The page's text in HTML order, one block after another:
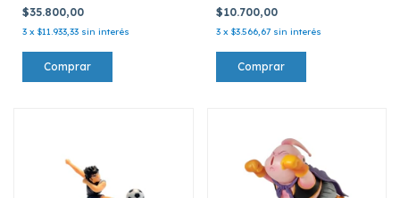
$35.800,00
3 x $11.933,33 sin interés
(SEDINHO)
$10.700,00
3 x $3.566,67 sin interés